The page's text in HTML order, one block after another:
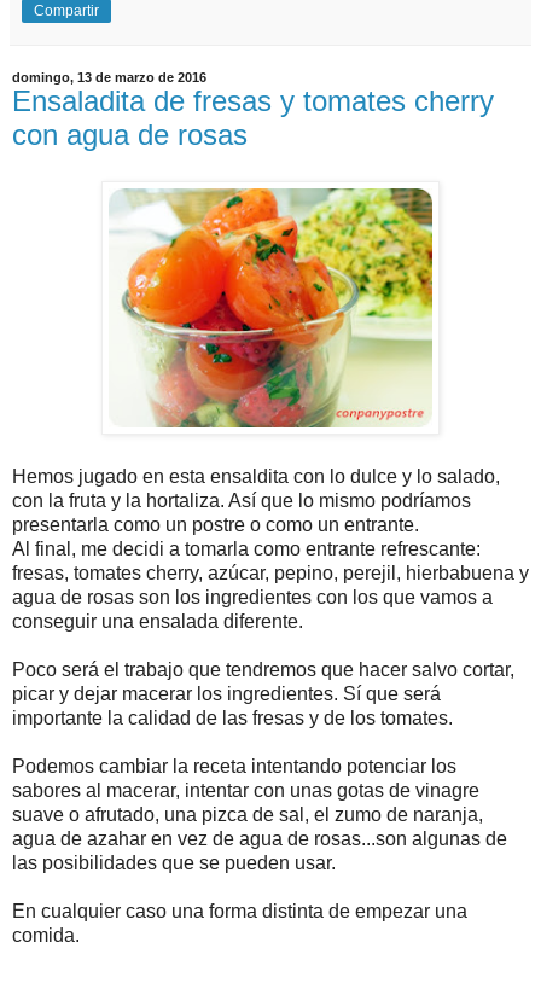
Compartir
domingo, 13 de marzo de 2016
Ensaladita de fresas y tomates cherry
con agua de rosas
Hemos jugado en esta ensaldita con lo dulce y lo salado,
con la fruta y la hortaliza. Así que lo mismo podríamos
presentarla como un postre o como un entrante.
Al final, me decidi a tomarla como entrante refrescante:
fresas, tomates cherry, azúcar, pepino, perejil, hierbabuena y
agua de rosas son los ingredientes con los que vamos a
conseguir una ensalada diferente.
Poco será el trabajo que tendremos que hacer salvo cortar,
picar y dejar macerar los ingredientes. Sí que será
importante la calidad de las fresas y de los tomates.
Podemos cambiar la receta intentando potenciar los
sabores al macerar, intentar con unas gotas de vinagre
suave o afrutado, una pizca de sal, el zumo de naranja,
agua de azahar en vez de agua de rosas...son algunas de
las posibilidades que se pueden usar.
En cualquier caso una forma distinta de empezar una
comida.